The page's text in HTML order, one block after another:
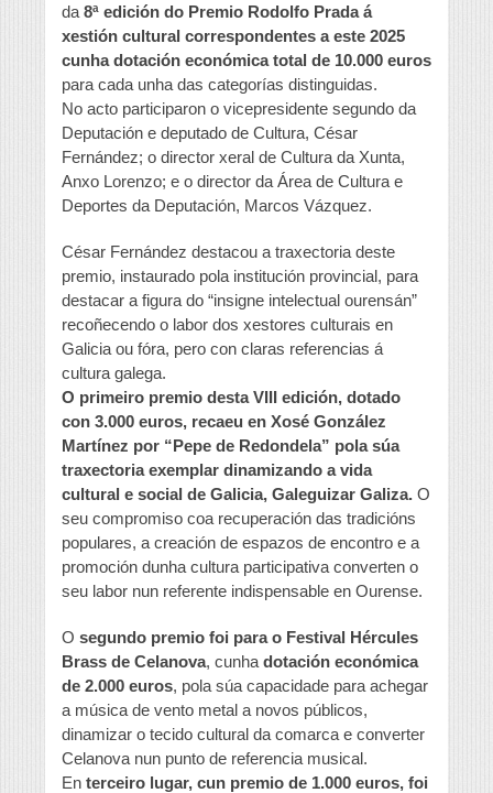
da 8ª edición do Premio Rodolfo Prada á
xestión cultural correspondentes a este 2025
cunha dotación económica total de 10.000 euros
para cada unha das categorías distinguidas.
No acto participaron o vicepresidente segundo da
Deputación e deputado de Cultura, César
Fernández; o director xeral de Cultura da Xunta,
Anxo Lorenzo; e o director da Área de Cultura e
Deportes da Deputación, Marcos Vázquez.
César Fernández destacou a traxectoria deste
premio, instaurado pola institución provincial, para
destacar a figura do “insigne intelectual ourensán”
recoñecendo o labor dos xestores culturais en
Galicia ou fóra, pero con claras referencias á
cultura galega.
O primeiro premio desta VIII edición, dotado
con 3.000 euros, recaeu en Xosé González
Martínez por “Pepe de Redondela” pola súa
traxectoria exemplar dinamizando a vida
cultural e social de Galicia, Galeguizar Galiza. O
seu compromiso coa recuperación das tradicións
populares, a creación de espazos de encontro e a
promoción dunha cultura participativa converten o
seu labor nun referente indispensable en Ourense.
O segundo premio foi para o Festival Hércules
Brass de Celanova, cunha dotación económica
de 2.000 euros, pola súa capacidade para achegar
a música de vento metal a novos públicos,
dinamizar o tecido cultural da comarca e converter
Celanova nun punto de referencia musical.
En terceiro lugar, cun premio de 1.000 euros, foi